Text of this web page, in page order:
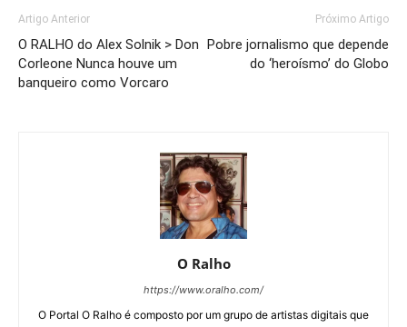
Artigo Anterior
O RALHO do Alex Solnik > Don
Corleone Nunca houve um
banqueiro como Vorcaro
Próximo Artigo
Pobre jornalismo que depende
do ‘heroísmo’ do Globo
O Ralho
https://www.oralho.com/
O Portal O Ralho é composto por um grupo de artistas digitais que